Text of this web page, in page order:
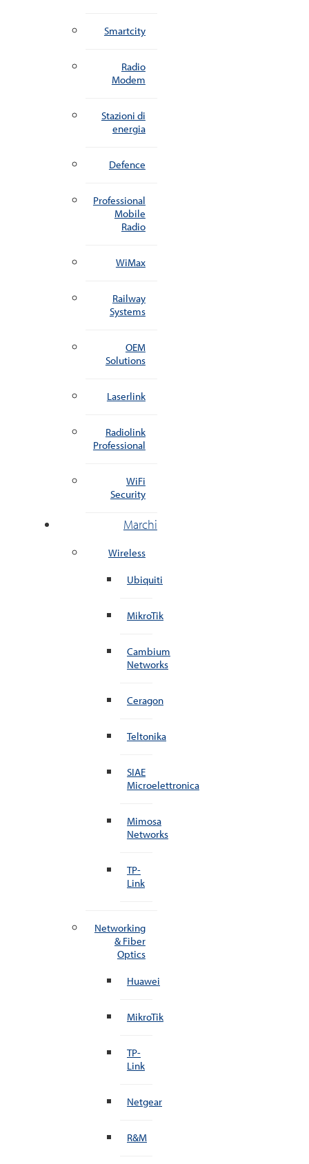
Smartcity
Radio
Modem
Stazioni di
energia
Defence
Professional
Mobile
Radio
WiMax
Railway
Systems
OEM
Solutions
Laserlink
Radiolink
Professional
WiFi
Security
Marchi
Wireless
Ubiquiti
MikroTik
Cambium
Networks
Ceragon
Teltonika
SIAE
Microelettronica
Mimosa
Networks
TP-
Link
Networking
& Fiber
Optics
Huawei
MikroTik
TP-
Link
Netgear
R&M